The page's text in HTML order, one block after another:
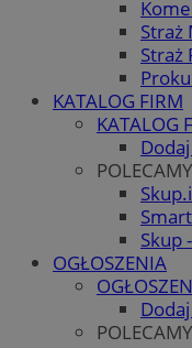
Straż
Straż
KATALOG FIRM
KATALOG
POLECAMY
Skup
OGŁOSZENIA
POLECAMY